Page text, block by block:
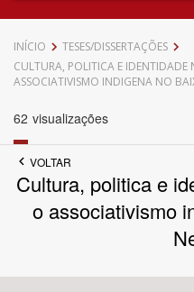
Data do Documento
Bioma / Bacia
INÍCIO
TESES/DISSERTAÇÕES
CULTURA, POLITICA E
ASSOCIATIVISMO INDIGENA NO
62 visualizações
VOLTAR
Cultura, politica e
o associativismo